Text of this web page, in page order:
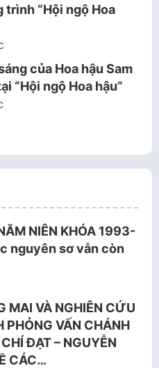
“Hội ngộ Hoa
của Hoa hậu Sam
“Hội ngộ Hoa hậu”
NIÊN KHÓA 1993-
nguyên sơ vẫn còn
MAI VÀ NGHIÊN CỨU
PHỎNG VẤN CHÁNH
ĐẠT – NGUYỄN
CÁC…